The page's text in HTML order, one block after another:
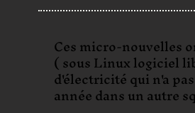
Ces micro-nouvelles
( sous Linux logiciel
d'électricité qui n'a
année dans un autre